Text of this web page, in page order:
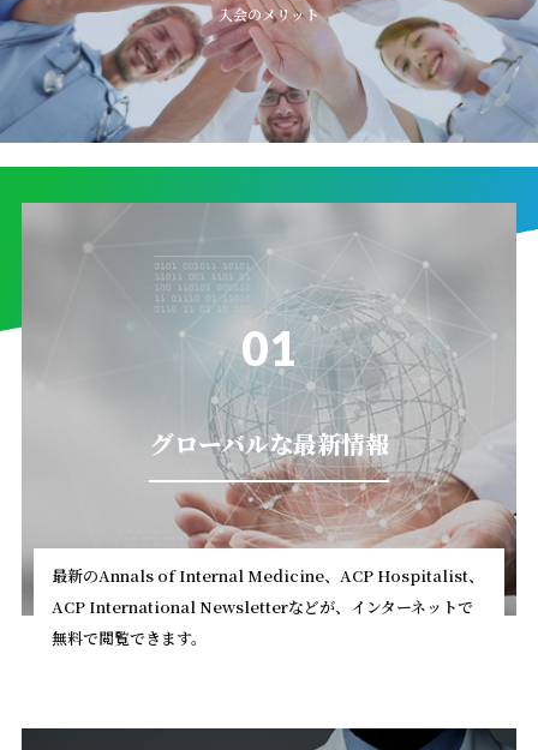
入会のメリット
01
グローバルな最新情報
最新のAnnals of Internal Medicine、ACP Hospitalist、
ACP International Newsletterなどが、インターネットで
無料で閲覧できます。